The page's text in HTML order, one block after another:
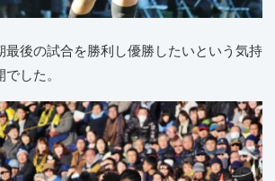
最後の試合を勝利し優勝したいという気持
した。